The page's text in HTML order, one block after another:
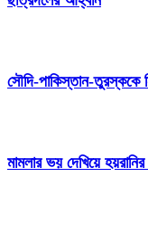
সৌদি-পাকিস্তান-তুরস্ককে
মামলার ভয় দেখিয়ে